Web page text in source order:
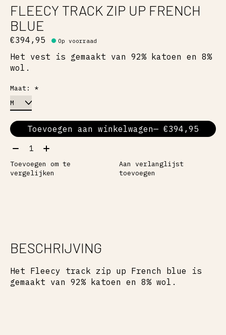
FLEECY TRACK ZIP UP FRENCH
BLUE
€394,95 Op voorraad
Het vest is gemaakt van 92% katoen en 8%
wol.
Maat: *
Toevoegen aan winkelwagen
— €394,95
Aantal:
Toevoegen om te
vergelijken
Aan verlanglijst
toevoegen
BESCHRIJVING
Het Fleecy track zip up French blue is
gemaakt van 92% katoen en 8% wol.